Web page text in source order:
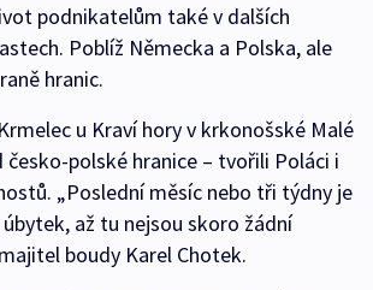
podnikatelům také v dalších
Poblíž Německa a Polska, ale
hranic.
u Kraví hory v krkonošské Malé
česko-polské hranice – tvořili Poláci i
„Poslední měsíc nebo tři týdny je
až tu nejsou skoro žádní
boudy Karel Chotek.